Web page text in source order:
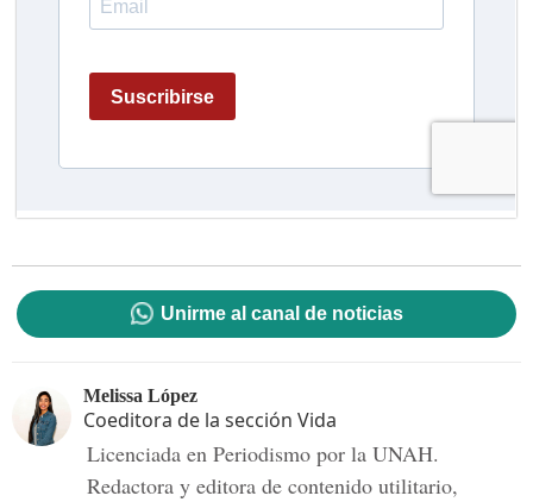
Unirme al canal de noticias
Melissa López
Coeditora de la sección Vida
Licenciada en Periodismo por la UNAH.
Redactora y editora de contenido utilitario,